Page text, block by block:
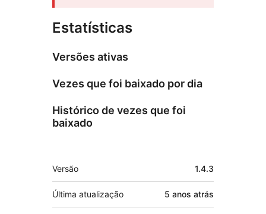
Estatísticas
Versões ativas
Vezes que foi baixado por dia
Histórico de vezes que foi
baixado
Meta
Versão 1.4.3
Última atualização 5 anos atrás